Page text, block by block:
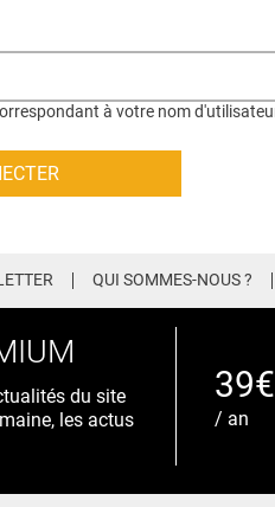
à votre nom
QUI SOMMES-NOUS ?
du site
les actus
/ an